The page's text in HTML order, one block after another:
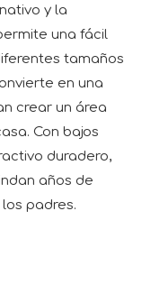
y la
una fácil
tamaños
en una
crear un área
Con bajos
duradero,
años de
padres.